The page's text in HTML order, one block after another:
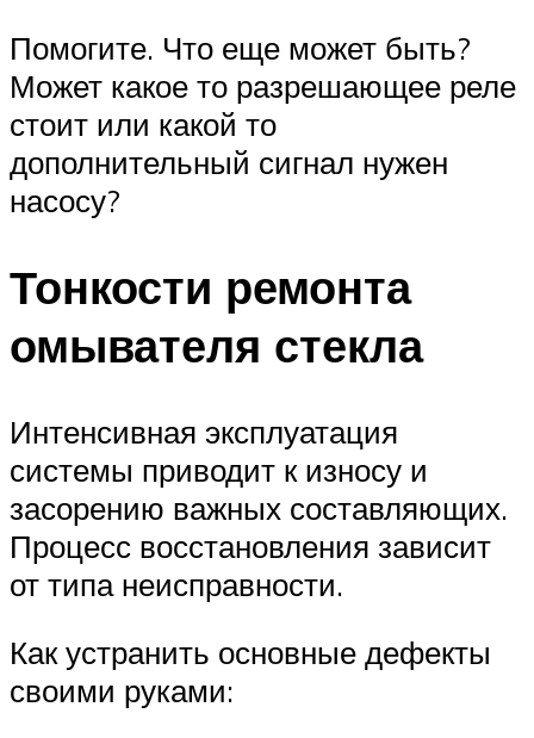
Помогите. Что еще может быть?
Может какое то разрешающее реле
стоит или какой то
дополнительный сигнал нужен
насосу?
Тонкости ремонта
омывателя стекла
Интенсивная эксплуатация
системы приводит к износу и
засорению важных составляющих.
Процесс восстановления зависит
от типа неисправности.
Как устранить основные дефекты
своими руками: